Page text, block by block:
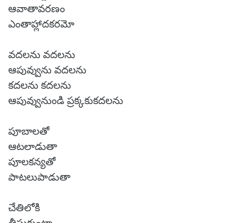
ఆవాతావరణం
ఎంతాహ్లాదకరమో
వదలను వదలను
ఆపువ్వును వదలను
కదలను కదలను
ఆపువ్వునుండి ప్రక్కకుకదలను
పూబాలతో
ఆటలాడుతా
పూలకన్యతో
పాటలుపాడుతా
చేతిలోకి